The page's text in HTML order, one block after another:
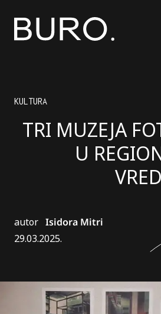
KULTURA
TRI MUZEJA
U
autor Isidora Mitri
29.03.2025.